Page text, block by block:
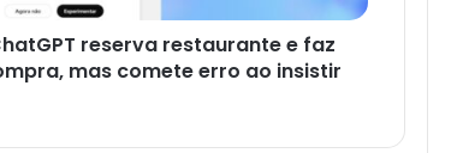
reserva restaurante e faz
mas comete erro ao insistir